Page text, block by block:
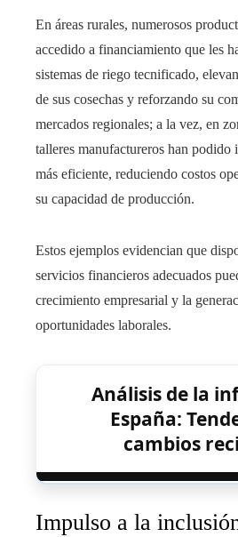
En áreas rurales, numerosos
accedido a financiamiento que les
sistemas de riego tecnificado,
de sus cosechas y reforzando su
mercados regionales; a la vez, en
talleres manufactureros han podido
más eficiente, reduciendo costos
su capacidad de producción.
Estos ejemplos evidencian que
servicios financieros adecuados
crecimiento empresarial y la
oportunidades laborales.
Análisis de la
España:
cambios
Impulso a la